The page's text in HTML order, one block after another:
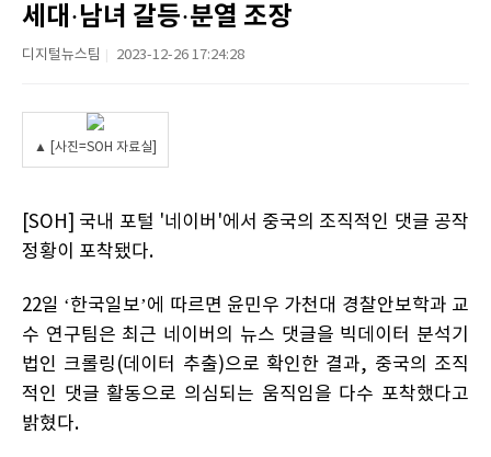
세대·남녀 갈등·분열 조장
디지털뉴스팀 2023-12-26 17:24:28
▲ [사진=SOH 자료실]
[SOH] 국내 포털 '네이버'에서 중국의 조직적인 댓글 공작
정황이 포착됐다.
22일 ‘한국일보’에 따르면 윤민우 가천대 경찰안보학과 교
수 연구팀은 최근 네이버의 뉴스 댓글을 빅데이터 분석기
법인 크롤링(데이터 추출)으로 확인한 결과, 중국의 조직
적인 댓글 활동으로 의심되는 움직임을 다수 포착했다고
밝혔다.